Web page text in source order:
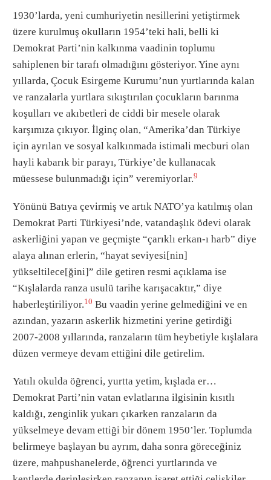
1930’larda, yeni cumhuriyetin nesillerini yetiştirmek
üzere kurulmuş okulların 1954’teki hali, belli ki
Demokrat Parti’nin kalkınma vaadinin toplumu
sahiplenen bir tarafı olmadığını gösteriyor. Yine aynı
yıllarda, Çocuk Esirgeme Kurumu’nun yurtlarında kalan
ve ranzalarla yurtlara sıkıştırılan çocukların barınma
koşulları ve akıbetleri de ciddi bir mesele olarak
karşımıza çıkıyor. İlginç olan, “Amerika’dan Türkiye
için ayrılan ve sosyal kalkınmada istimali mecburi olan
hayli kabarık bir parayı, Türkiye’de kullanacak
müessese bulunmadığı için” veremiyorlar.9
Yönünü Batıya çevirmiş ve artık NATO’ya katılmış olan
Demokrat Parti Türkiyesi’nde, vatandaşlık ödevi olarak
askerliğini yapan ve geçmişte “çarıklı erkan-ı harb” diye
alaya alınan erlerin, “hayat seviyesi[nin]
yükseltilece[ğini]” dile getiren resmi açıklama ise
“Kışlalarda ranza usulü tarihe karışacaktır,” diye
haberleştiriliyor.10 Bu vaadin yerine gelmediğini ve en
azından, yazarın askerlik hizmetini yerine getirdiği
2007-2008 yıllarında, ranzaların tüm heybetiyle kışlalara
düzen vermeye devam ettiğini dile getirelim.
Yatılı okulda öğrenci, yurtta yetim, kışlada er…
Demokrat Parti’nin vatan evlatlarına ilgisinin kısıtlı
kaldığı, zenginlik yukarı çıkarken ranzaların da
yükselmeye devam ettiği bir dönem 1950’ler. Toplumda
belirmeye başlayan bu ayrım, daha sonra göreceğiniz
üzere, mahpushanelerde, öğrenci yurtlarında ve